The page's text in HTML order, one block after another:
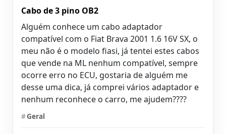
Cabo de 3 pino OB2
Alguém conhece um cabo adaptador
compatível com o Fiat Brava 2001 1.6 16V SX, o
meu não é o modelo fiasi, já tentei estes cabos
que vende na ML nenhum compatível, sempre
ocorre erro no ECU, gostaria de alguém me
desse uma dica, já comprei vários adaptador e
nenhum reconhece o carro, me ajudem????
#Geral